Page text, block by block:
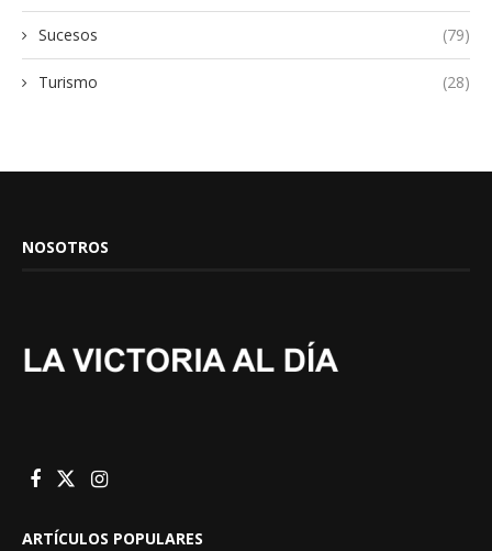
Sucesos (79)
Turismo (28)
NOSOTROS
ARTÍCULOS POPULARES